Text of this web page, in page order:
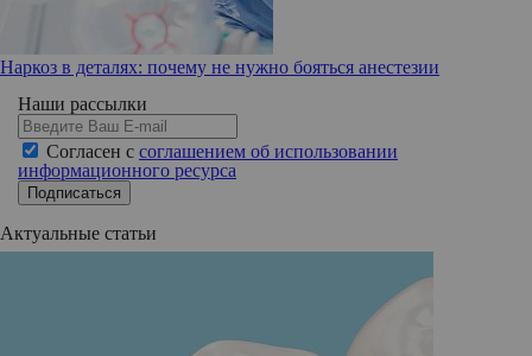
Наркоз в деталях: почему не нужно бояться анестезии
Наши рассылки
Согласен с соглашением об использовании
информационного ресурса
Подписаться
Актуальные статьи